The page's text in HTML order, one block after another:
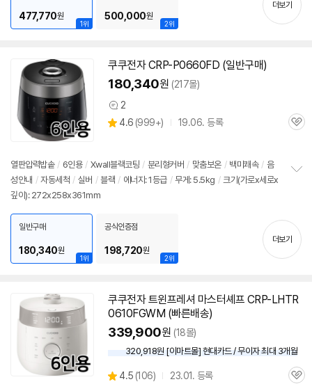
1위
477,770원
2위
500,000원
더보기
쿠쿠전자 CRP-P0660FD (일반구매)
180,340원 (217몰)
상
품
2
별
4.6 (상
뷰
999+) 19.06. 등록
관
열판압력밥솥 / 6인용 / Xwall블랙코팅 / 분리형커버 / 맞춤보온 / 백미쾌속 / 음
성안내 / 자동세척 / 실버 / 블랙 / 에너지: 1등급 / 무게: 5.5kg / 크기(가로x세로x
깊이): 272x258x361mm
기
1위
일반구매
180,340원
2위
공식인증점
198,720원
더보기
쿠쿠전자 트윈프레셔 마스터셰프 CRP-LHTR
0610FGWM (빠른배송)
339,900원 (18몰)
320,918원 [이마트몰] 현대카드 / 무이자 최대 3개월
별
4.5 (상
106) 23.01. 등록
관